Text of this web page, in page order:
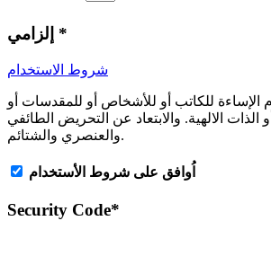
*
شروط الاستخدام
الإساءة للكاتب أو للأشخاص أو للمقدسات أو
الذات الالهية. والابتعاد عن التحريض الطائفي
والعنصري والشتائم.
اُوافق على شروط الأستخدام
Security Code*